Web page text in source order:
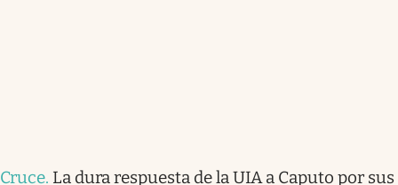
Cruce. La dura respuesta de la UIA a Caputo por sus